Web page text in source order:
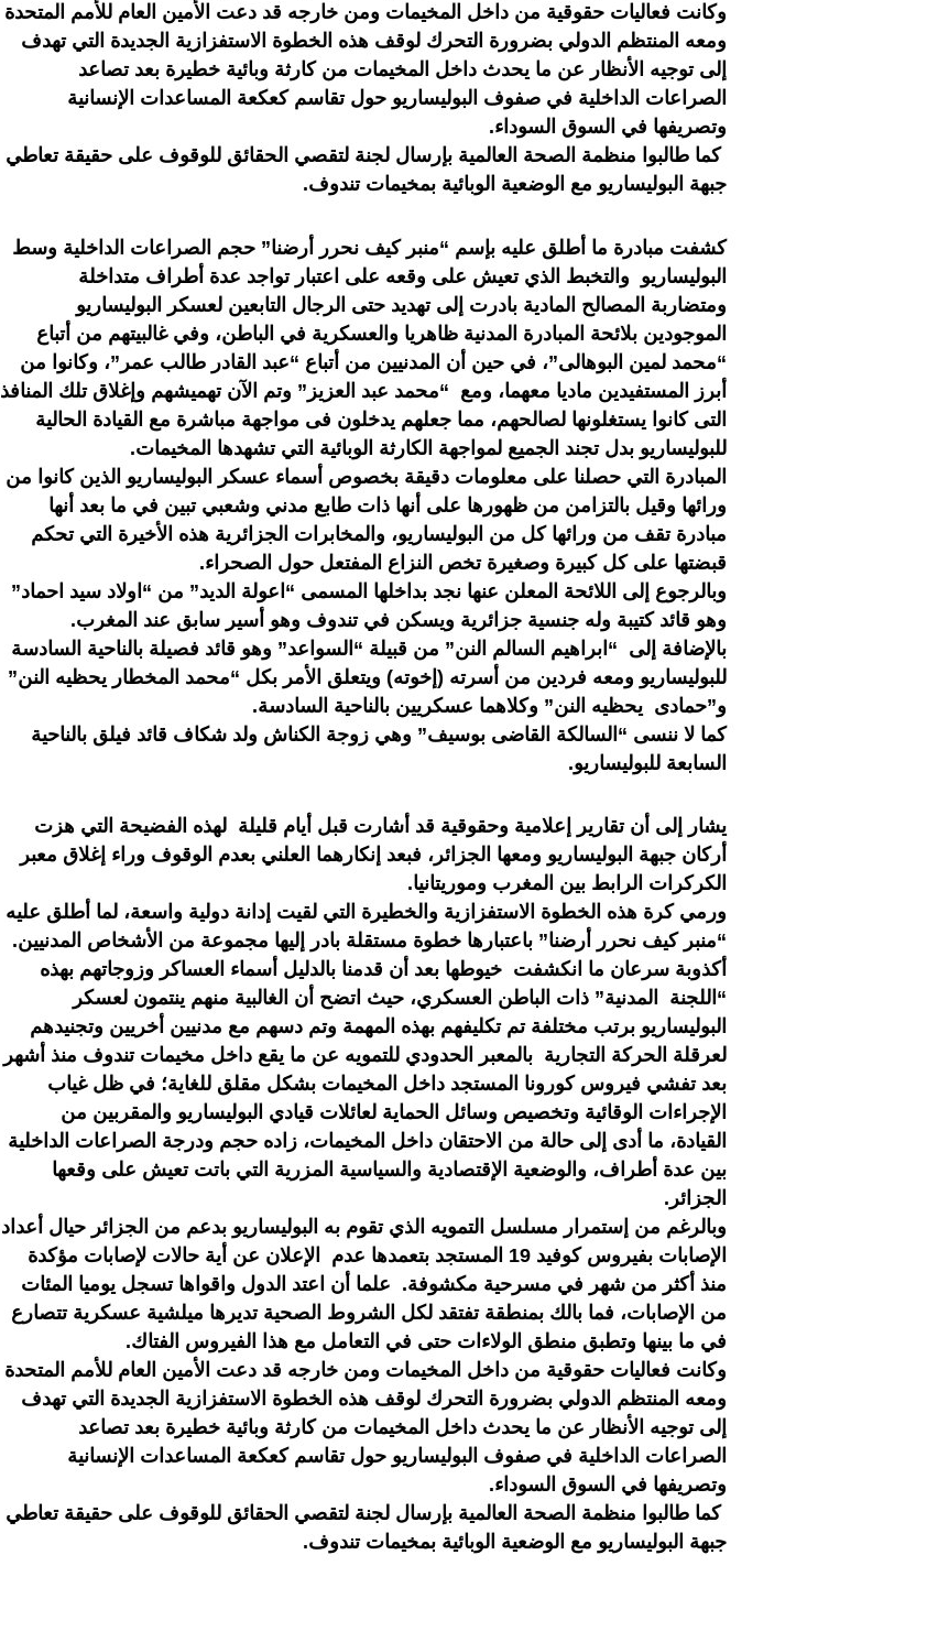
وكانت فعاليات حقوقية من داخل المخيمات ومن خارجه قد دعت الأمين العام للأمم المتحدة
ومعه المنتظم الدولي بضرورة التحرك لوقف هذه الخطوة الاستفزازية الجديدة التي تهدف
إلى توجيه الأنظار عن ما يحدث داخل المخيمات من كارثة وبائية خطيرة بعد تصاعد
الصراعات الداخلية في صفوف البوليساريو حول تقاسم كعكعة المساعدات الإنسانية
وتصريفها في السوق السوداء.
كما طالبوا منظمة الصحة العالمية بإرسال لجنة لتقصي الحقائق للوقوف على حقيقة تعاطي
جبهة البوليساريو مع الوضعية الوبائية بمخيمات تندوف.
كشفت مبادرة ما أطلق عليه بإسم “منبر كيف نحرر أرضنا” حجم الصراعات الداخلية وسط
البوليساريو والتخبط الذي تعيش على وقعه على اعتبار تواجد عدة أطراف متداخلة
ومتضاربة المصالح المادية بادرت إلى تهديد حتى الرجال التابعين لعسكر البوليساريو
الموجودين بلائحة المبادرة المدنية ظاهريا والعسكرية في الباطن، وفي غالبيتهم من أتباع
“محمد لمين البوهالى”، في حين أن المدنيين من أتباع “عبد القادر طالب عمر”، وكانوا من
أبرز المستفيدين ماديا معهما، ومع “محمد عبد العزيز” وتم الآن تهميشهم وإغلاق تلك المنافذ
التى كانوا يستغلونها لصالحهم، مما جعلهم يدخلون فى مواجهة مباشرة مع القيادة الحالية
للبوليساريو بدل تجند الجميع لمواجهة الكارثة الوبائية التي تشهدها المخيمات.
المبادرة التي حصلنا على معلومات دقيقة بخصوص أسماء عسكر البوليساريو الذين كانوا من
ورائها وقيل بالتزامن من ظهورها على أنها ذات طابع مدني وشعبي تبين في ما بعد أنها
مبادرة تقف من ورائها كل من البوليساريو، والمخابرات الجزائرية هذه الأخيرة التي تحكم
قبضتها على كل كبيرة وصغيرة تخص النزاع المفتعل حول الصحراء.
وبالرجوع إلى اللائحة المعلن عنها نجد بداخلها المسمى “اعولة الديد” من “اولاد سيد احماد”
وهو قائد كتيبة وله جنسية جزائرية ويسكن في تندوف وهو أسير سابق عند المغرب.
بالإضافة إلى “ابراهيم السالم النن” من قبيلة “السواعد” وهو قائد فصيلة بالناحية السادسة
للبوليساريو ومعه فردين من أسرته (إخوته) ويتعلق الأمر بكل “محمد المخطار يحظيه النن”
و”حمادى يحظيه النن” وكلاهما عسكريين بالناحية السادسة.
كما لا ننسى “السالكة القاضى بوسيف” وهي زوجة الكناش ولد شكاف قائد فيلق بالناحية
السابعة للبوليساريو.
يشار إلى أن تقارير إعلامية وحقوقية قد أشارت قبل أيام قليلة لهذه الفضيحة التي هزت
أركان جبهة البوليساريو ومعها الجزائر، فبعد إنكارهما العلني بعدم الوقوف وراء إغلاق معبر
الكركرات الرابط بين المغرب وموريتانيا.
ورمي كرة هذه الخطوة الاستفزازية والخطيرة التي لقيت إدانة دولية واسعة، لما أطلق عليه
“منبر كيف نحرر أرضنا” باعتبارها خطوة مستقلة بادر إليها مجموعة من الأشخاص المدنيين.
أكذوبة سرعان ما انكشفت خيوطها بعد أن قدمنا بالدليل أسماء العساكر وزوجاتهم بهذه
“اللجنة المدنية” ذات الباطن العسكري، حيث اتضح أن الغالبية منهم ينتمون لعسكر
البوليساريو برتب مختلفة تم تكليفهم بهذه المهمة وتم دسهم مع مدنيين أخريين وتجنيدهم
لعرقلة الحركة التجارية بالمعبر الحدودي للتمويه عن ما يقع داخل مخيمات تندوف منذ أشهر
بعد تفشي فيروس كورونا المستجد داخل المخيمات بشكل مقلق للغاية؛ في ظل غياب
الإجراءات الوقائية وتخصيص وسائل الحماية لعائلات قيادي البوليساريو والمقربين من
القيادة، ما أدى إلى حالة من الاحتقان داخل المخيمات، زاده حجم ودرجة الصراعات الداخلية
بين عدة أطراف، والوضعية الإقتصادية والسياسية المزرية التي باتت تعيش على وقعها
الجزائر.
وبالرغم من إستمرار مسلسل التمويه الذي تقوم به البوليساريو بدعم من الجزائر حيال أعداد
الإصابات بفيروس كوفيد 19 المستجد بتعمدها عدم الإعلان عن أية حالات لإصابات مؤكدة
منذ أكثر من شهر في مسرحية مكشوفة. علما أن اعتد الدول واقواها تسجل يوميا المئات
من الإصابات، فما بالك بمنطقة تفتقد لكل الشروط الصحية تديرها ميلشية عسكرية تتصارع
في ما بينها وتطبق منطق الولاءات حتى في التعامل مع هذا الفيروس الفتاك.
وكانت فعاليات حقوقية من داخل المخيمات ومن خارجه قد دعت الأمين العام للأمم المتحدة
ومعه المنتظم الدولي بضرورة التحرك لوقف هذه الخطوة الاستفزازية الجديدة التي تهدف
إلى توجيه الأنظار عن ما يحدث داخل المخيمات من كارثة وبائية خطيرة بعد تصاعد
الصراعات الداخلية في صفوف البوليساريو حول تقاسم كعكعة المساعدات الإنسانية
وتصريفها في السوق السوداء.
كما طالبوا منظمة الصحة العالمية بإرسال لجنة لتقصي الحقائق للوقوف على حقيقة تعاطي
جبهة البوليساريو مع الوضعية الوبائية بمخيمات تندوف.